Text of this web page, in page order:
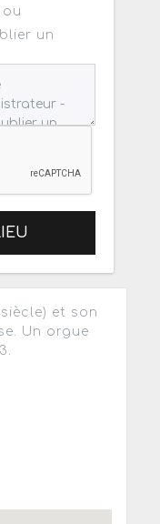
ou
un
siècle) et son
Un orgue